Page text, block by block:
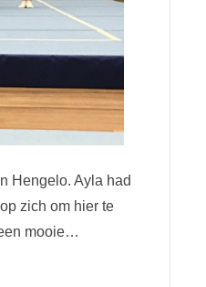
Hengelo. Ayla had
zich om hier te
mooie…